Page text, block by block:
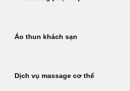
Áo thun khách sạn
Dịch vụ massage cơ thể